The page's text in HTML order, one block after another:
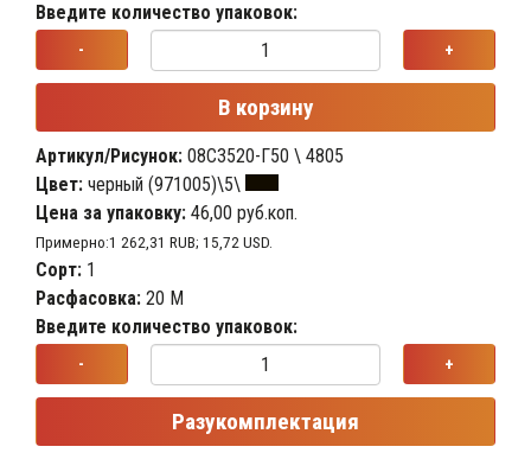
Введите количество упаковок:
- +
В корзину
Артикул/Рисунок: 08С3520-Г50 \ 4805
Цвет: черный (971005)\5\
Цена за упаковку: 46,00 руб.коп.
Примерно:1 262,31 RUB; 15,72 USD.
Сорт: 1
Расфасовка: 20 М
Введите количество упаковок:
- +
Разукомплектация